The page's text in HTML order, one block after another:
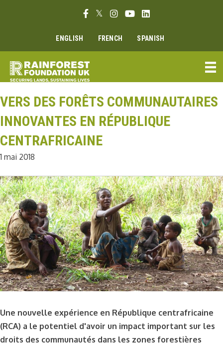
Lien Facebook
Lien Twitter
Lien Instagram
Lien Youtube
Linkedin link
ENGLISH FRENCH SPANISH
VERS DES FORÊTS COMMUNAUTAIRES
INNOVANTES EN RÉPUBLIQUE
CENTRAFRICAINE
1 mai 2018
Une nouvelle expérience en République centrafricaine
(RCA) a le potentiel d'avoir un impact important sur les
droits des communautés dans les zones forestières